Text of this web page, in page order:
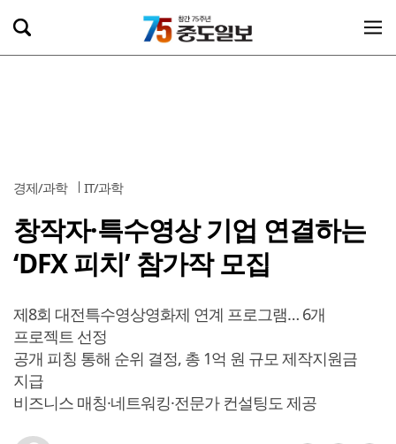
경제/과학 IT/과학
창작자·특수영상 기업 연결하는
‘DFX 피치’ 참가작 모집
제8회 대전특수영상영화제 연계 프로그램… 6개
프로젝트 선정
공개 피칭 통해 순위 결정, 총 1억 원 규모 제작지원금
지급
비즈니스 매칭·네트워킹·전문가 컨설팅도 제공